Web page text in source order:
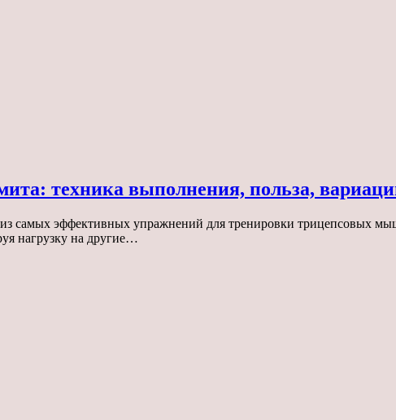
техника выполнения, польза,
самых эффективных упражнений для тренировки трицепсовых
нагрузку на другие…